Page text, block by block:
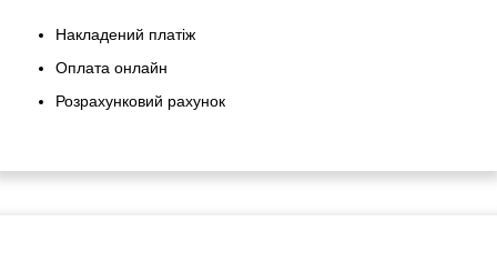
Накладений платіж
Оплата онлайн
Розрахунковий рахунок